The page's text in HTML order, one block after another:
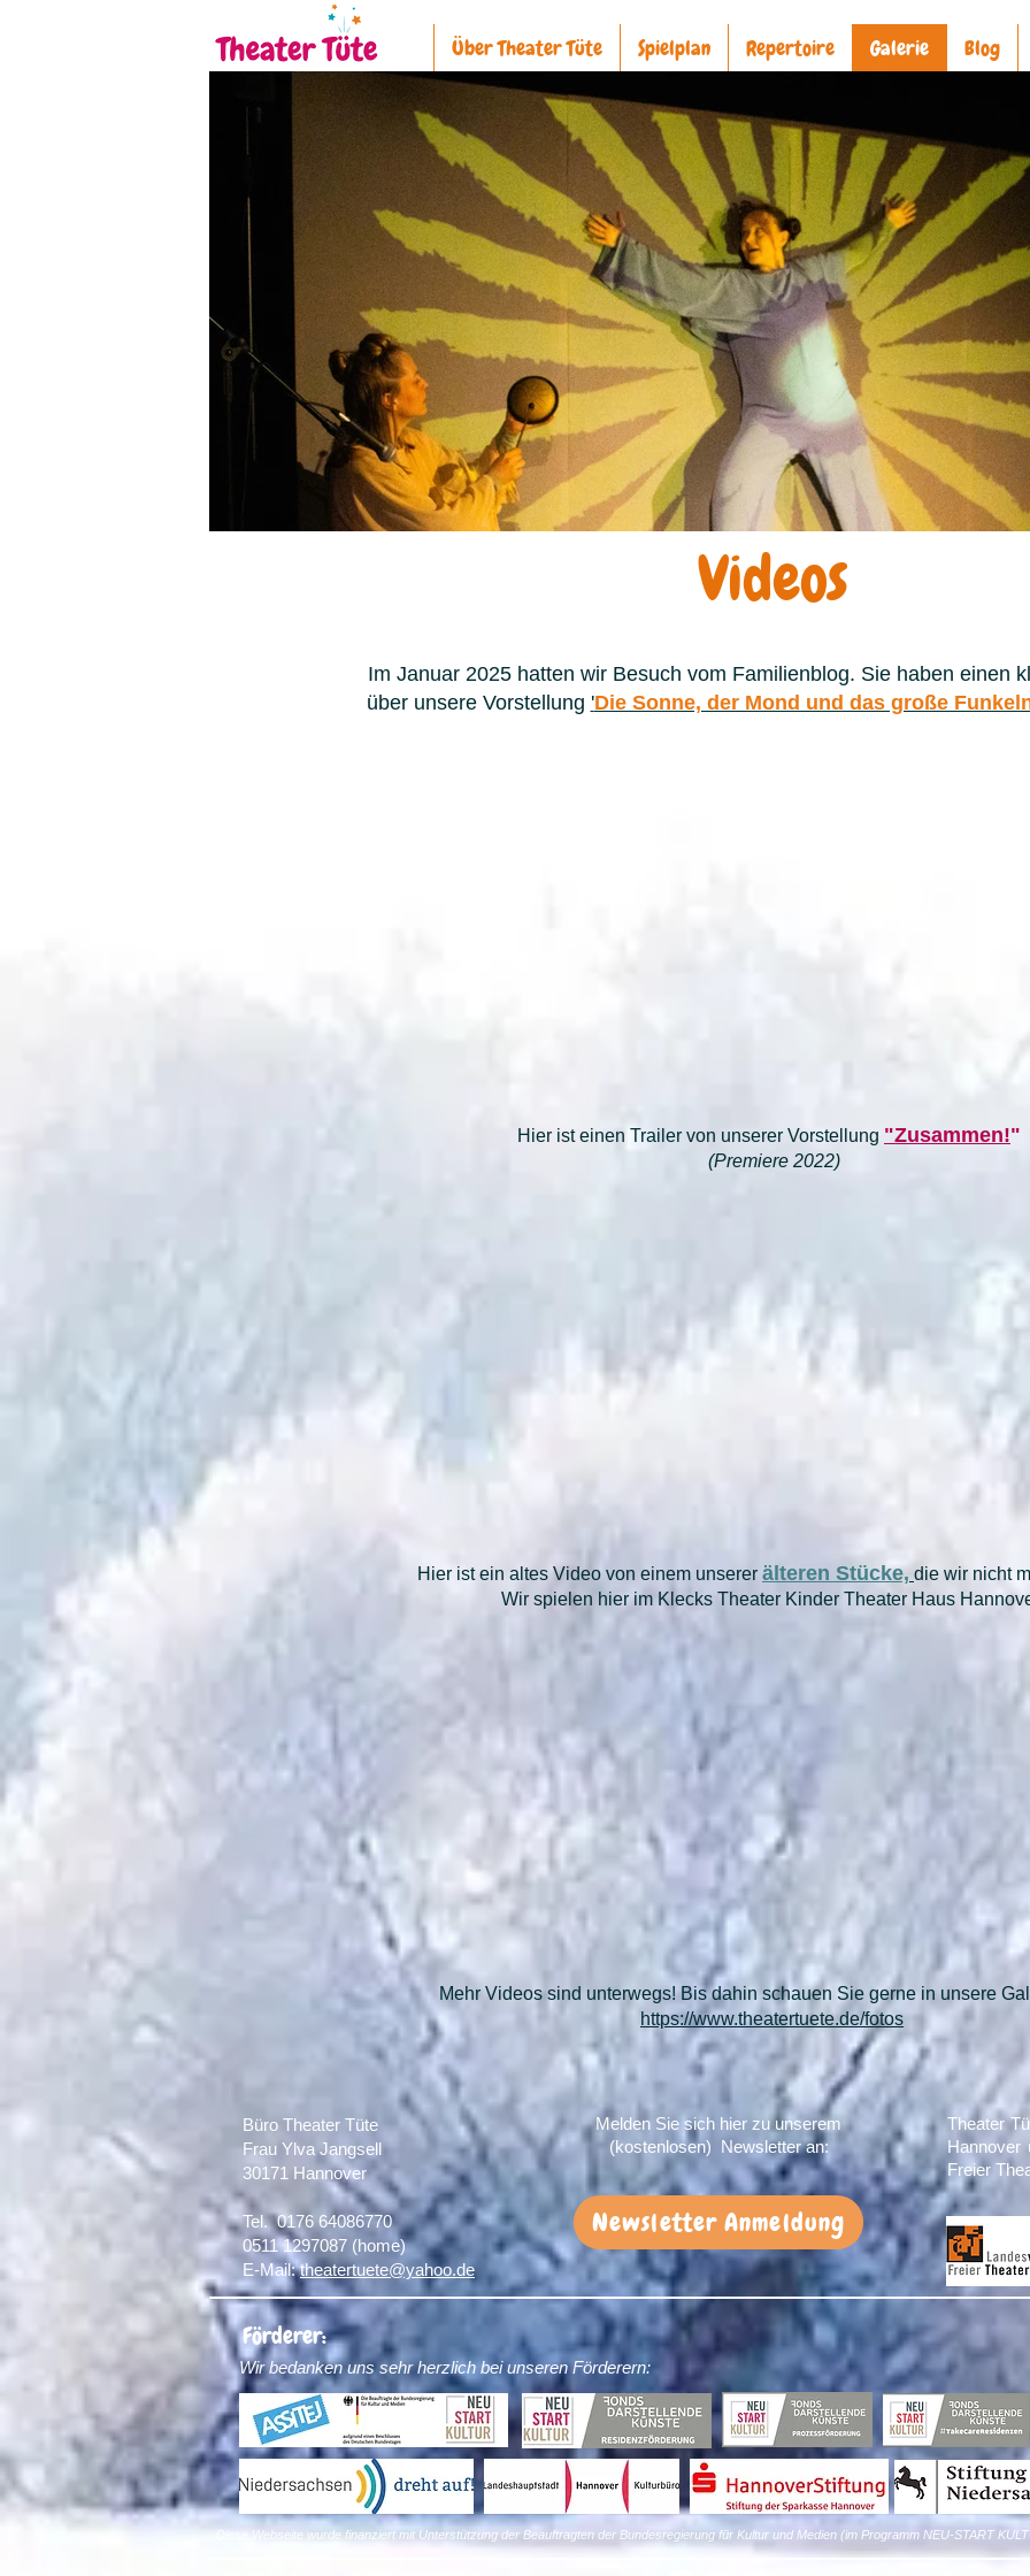
Über Theater Tüte Spielplan Repertoire Galerie Blog
Die Sonne, der Mond und das große FunkelnVideos
Im Januar 2025 hatten wir Besuch vom Familienblog. Sie haben einen
über unsere Vorstellung 'Die Sonne, der Mond und das große
Hier ist einen Trailer von unserer Vorstellung "Zusammen!"
(Premiere 2022)
Hier ist ein altes Video von einem unserer älteren Stücke, die wir nicht
Wir spielen hier im Klecks Theater Kinder Theater Haus
Mehr Videos sind unterwegs! Bis dahin schauen Sie gerne in unsere
https://www.theatertuete.de/fotos
Newsletter Anmeldung
Förderer:
Wir bedanken uns sehr herzlich bei unseren Förderern:
Diese Webseite wurde finanziert mit Unterstützung der Beauftragten der Bundesregierung für Kultur und Medien (im Programm NEU-START
Büro Theater Tüte
Frau Ylva Jangsell
30171 Hannover​
Tel. 0176 64086770
0511 1297087 (home)
E-Mail:theatertuete@yahoo.de
Melden Sie sich hier zu unserem
(kostenlosen) Newsletter an:
Theater
Hannover
Freier